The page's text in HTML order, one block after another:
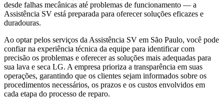
desde falhas mecânicas até problemas de funcionamento — a
Assistência SV está preparada para oferecer soluções eficazes e
duradouras.
Ao optar pelos serviços da Assistência SV em São Paulo, você pode
confiar na experiência técnica da equipe para identificar com
precisão os problemas e oferecer as soluções mais adequadas para
sua lava e seca LG. A empresa prioriza a transparência em suas
operações, garantindo que os clientes sejam informados sobre os
procedimentos necessários, os prazos e os custos envolvidos em
cada etapa do processo de reparo.